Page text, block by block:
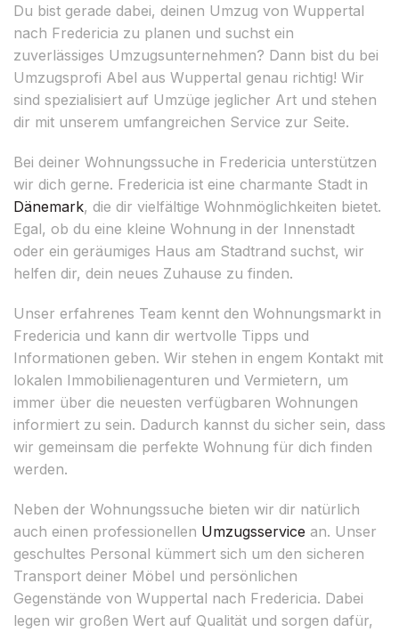
Du bist gerade dabei, deinen Umzug von Wuppertal
nach Fredericia zu planen und suchst ein
zuverlässiges Umzugsunternehmen? Dann bist du bei
Umzugsprofi Abel aus Wuppertal genau richtig! Wir
sind spezialisiert auf Umzüge jeglicher Art und stehen
dir mit unserem umfangreichen Service zur Seite.
Bei deiner Wohnungssuche in Fredericia unterstützen
wir dich gerne. Fredericia ist eine charmante Stadt in
Dänemark, die dir vielfältige Wohnmöglichkeiten bietet.
Egal, ob du eine kleine Wohnung in der Innenstadt
oder ein geräumiges Haus am Stadtrand suchst, wir
helfen dir, dein neues Zuhause zu finden.
Unser erfahrenes Team kennt den Wohnungsmarkt in
Fredericia und kann dir wertvolle Tipps und
Informationen geben. Wir stehen in engem Kontakt mit
lokalen Immobilienagenturen und Vermietern, um
immer über die neuesten verfügbaren Wohnungen
informiert zu sein. Dadurch kannst du sicher sein, dass
wir gemeinsam die perfekte Wohnung für dich finden
werden.
Neben der Wohnungssuche bieten wir dir natürlich
auch einen professionellen Umzugsservice an. Unser
geschultes Personal kümmert sich um den sicheren
Transport deiner Möbel und persönlichen
Gegenstände von Wuppertal nach Fredericia. Dabei
legen wir großen Wert auf Qualität und sorgen dafür,